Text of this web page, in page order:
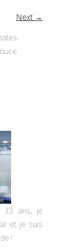
Next →
33 ans, je
et je suis
!